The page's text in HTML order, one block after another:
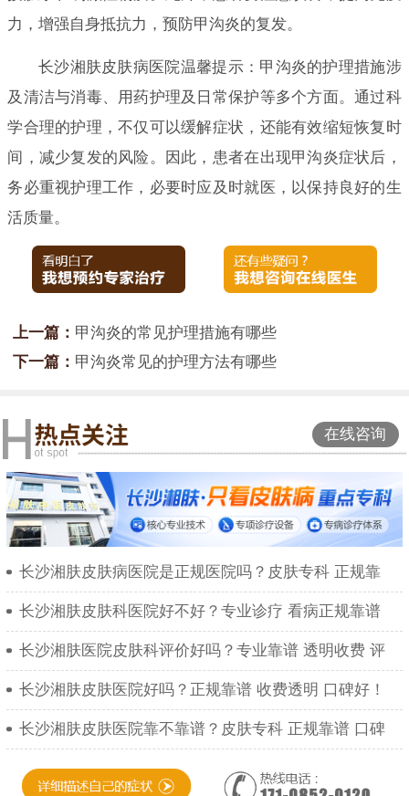
力，增强自身抵抗力，预防甲沟炎的复发。
长沙湘肤皮肤病医院温馨提示：甲沟炎的护理措施涉
及清洁与消毒、用药护理及日常保护等多个方面。通过科
学合理的护理，不仅可以缓解症状，还能有效缩短恢复时
间，减少复发的风险。因此，患者在出现甲沟炎症状后，
务必重视护理工作，必要时应及时就医，以保持良好的生
活质量。
上一篇： 甲沟炎的常见护理措施有哪些
下一篇： 甲沟炎常见的护理方法有哪些
在线咨询
长沙湘肤皮肤病医院是正规医院吗？皮肤专科 正规靠
长沙湘肤皮肤科医院好不好？专业诊疗 看病正规靠谱
长沙湘肤医院皮肤科评价好吗？专业靠谱 透明收费 评
长沙湘肤皮肤医院好吗？正规靠谱 收费透明 口碑好！
长沙湘肤皮肤医院靠不靠谱？皮肤专科 正规靠谱 口碑